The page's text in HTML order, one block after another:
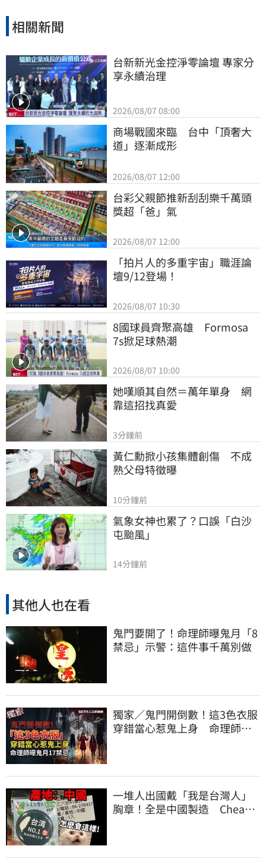
相關新聞
台新新光金控淨零論壇 專家分
享永續治理
2026/08/07 08:00
商場戰國來臨　台中「頂奢大
道」逐漸成形
2026/08/07 12:00
台彩父親節推新刮刮樂千萬頭
獎超「爸」氣
2026/08/07 12:00
「拍片人的多重宇宙」職涯論
壇9/12登場！
2026/08/07 10:30
8國球員齊聚高雄　Formosa
7s掀足球熱潮
2026/08/07 10:00
她嘆順其自然＝萬年單身　網
靠這招找真愛
3分鐘前
黃仁勳掀小孩集體創傷　不成
熟父母特徵曝
10分鐘前
氣象女神也累了？口誤「白沙
屯颱風」
14分鐘前
其他人也在看
鬼門要開了！命理師曝鬼月「8
禁忌」示警：這件事千萬別做
獨家／鬼門開倒數！這3色衣服
穿錯當心惹鬼上身 命理師曝
一堆人出國戴「我是台灣人」
胸章！全是中國製造 Cheap